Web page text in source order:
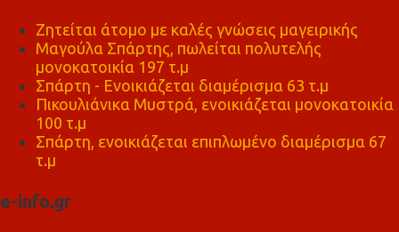
Ζητείται άτομο με καλές γνώσεις μαγειρικής
Μαγούλα Σπάρτης, πωλείται πολυτελής
μονοκατοικία 197 τ.μ
Σπάρτη - Ενοικιάζεται διαμέρισμα 63 τ.μ
Πικουλιάνικα Μυστρά, ενοικιάζεται μονοκατοικία
100 τ.μ
Σπάρτη, ενοικιάζεται επιπλωμένο διαμέρισμα 67
τ.μ
e-info.gr